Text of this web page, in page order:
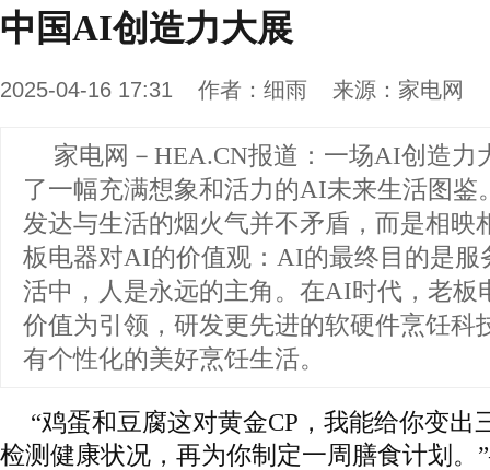
中国AI创造力大展
2025-04-16 17:31 作者： 细雨 来源： 家电网
家电网－HEA.CN报道： 一场AI创造力
了一幅充满想象和活力的AI未来生活图鉴
发达与生活的烟火气并不矛盾，而是相映
板电器对AI的价值观：AI的最终目的是服
活中，人是永远的主角。在AI时代，老板
价值为引领，研发更先进的软硬件烹饪科
有个性化的美好烹饪生活。
“鸡蛋和豆腐这对黄金CP，我能给你变出
检测健康状况，再为你制定一周膳食计划